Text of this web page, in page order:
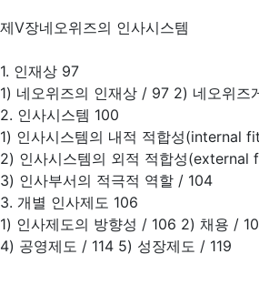
제Ⅴ장네오위즈의 인사시스템
1. 인재상 97
1) 네오위즈의 인재상 / 97 2) 네오위즈
2. 인사시스템 100
1) 인사시스템의 내적 적합성(internal
2) 인사시스템의 외적 적합성(external
3) 인사부서의 적극적 역할 / 104
3. 개별 인사제도 106
1) 인사제도의 방향성 / 106 2) 채용 /
4) 공영제도 / 114 5) 성장제도 / 119